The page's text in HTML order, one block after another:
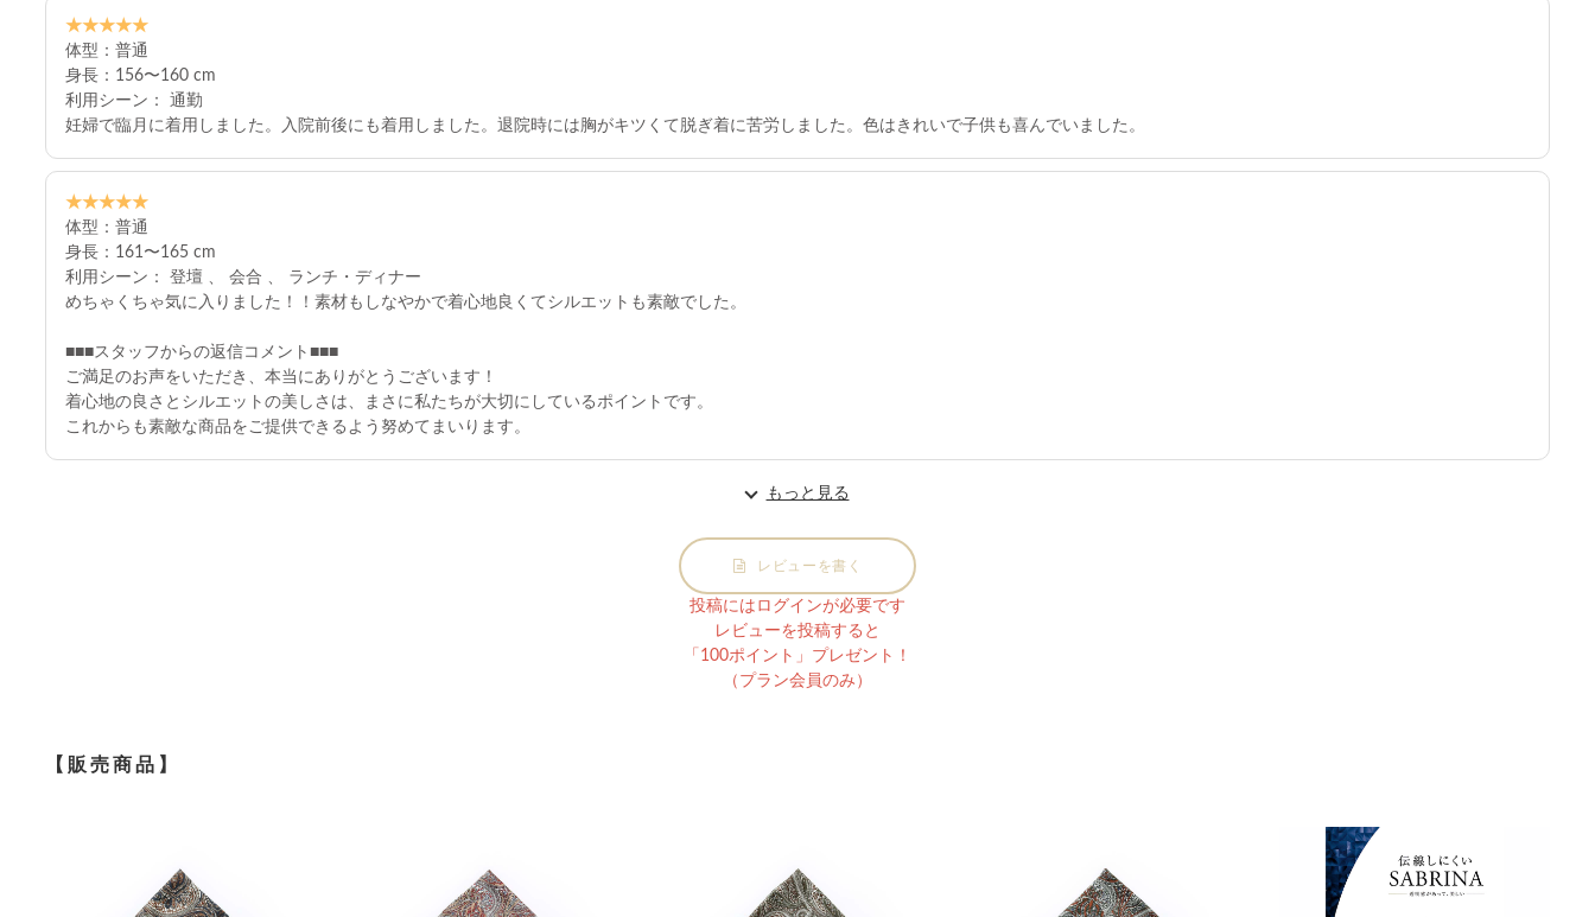
★★★★★
体型：普通
身長：156〜160 cm
利用シーン： 通勤
妊婦で臨月に着用しました。入院前後にも着用しました。退院時には胸がキツくて脱ぎ着に苦労しました。色はきれいで子供も喜んでいました。
★★★★★
体型：普通
身長：161〜165 cm
利用シーン： 登壇 、 会合 、 ランチ・ディナー
めちゃくちゃ気に入りました！！素材もしなやかで着心地良くてシルエットも素敵でした。
■■■スタッフからの返信コメント■■■
ご満足のお声をいただき、本当にありがとうございます！
着心地の良さとシルエットの美しさは、まさに私たちが大切にしているポイントです。
これからも素敵な商品をご提供できるよう努めてまいります。
もっと見る
レビューを書く
投稿にはログインが必要です
レビューを投稿すると
「100ポイント」プレゼント！
（プラン会員のみ）
【販売商品】